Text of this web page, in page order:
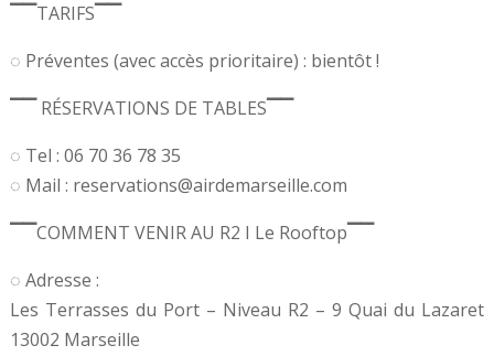
▔▔TARIFS▔▔
◌ Préventes (avec accès prioritaire) : bientôt !
▔▔ RÉSERVATIONS DE TABLES▔▔
◌ Tel : 06 70 36 78 35
◌ Mail : reservations@airdemarseille.com
▔▔COMMENT VENIR AU R2 I Le Rooftop▔▔
◌ Adresse :
Les Terrasses du Port – Niveau R2 – 9 Quai du Lazaret
13002 Marseille